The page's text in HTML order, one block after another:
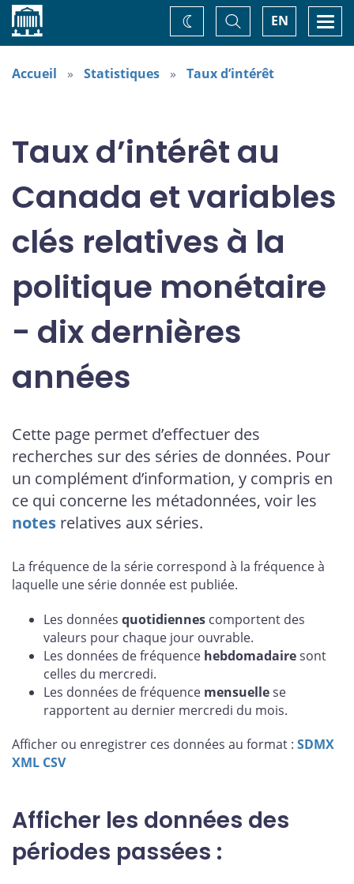
Accueil EN
Basculer
la
recherche
Changez
de
thème
Accueil Statistiques Taux d’intérêt
Taux d’intérêt au
Canada et variables
clés relatives à la
politique monétaire
- dix dernières
années
Cette page permet d’effectuer des
recherches sur des séries de données. Pour
un complément d’information, y compris en
ce qui concerne les métadonnées, voir les
notes relatives aux séries.
La fréquence de la série correspond à la fréquence à
laquelle une série donnée est publiée.
Les données quotidiennes comportent des
valeurs pour chaque jour ouvrable.
Les données de fréquence hebdomadairesont
celles du mercredi.
Les données de fréquence mensuellese
rapportent au dernier mercredi du mois.
Afficher ou enregistrer ces données au format : SDMX
XML CSV
Afficher les données des
périodes passées :